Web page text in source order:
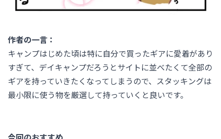
作者の一言：
キャンプはじめた頃は特に自分で買ったギアに愛着があり
すぎて、デイキャンプだろうとサイトに並べたくて全部の
ギアを持っていきたくなってしまうので、スタッキングは
最小限に使う物を厳選して持っていくと良いです。